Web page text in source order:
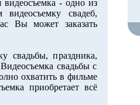
- одно из
свадеб,
Вы может заказать
праздника,
свадьбы с
охватить в фильме
приобретает всё